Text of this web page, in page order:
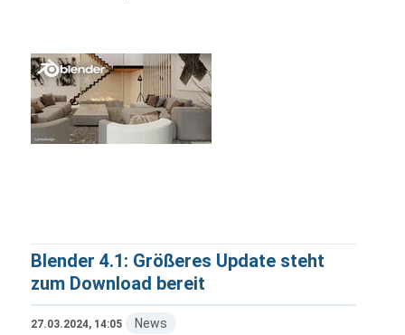
Blender 4.1: Größeres Update steht
zum Download bereit
27.03.2024, 14:05 News